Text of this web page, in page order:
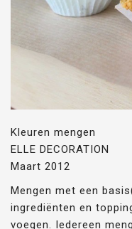
Kleuren mengen
ELLE DECORATION
Maart 2012
Mengen met een
ingrediënten en
voegen. Iedereen